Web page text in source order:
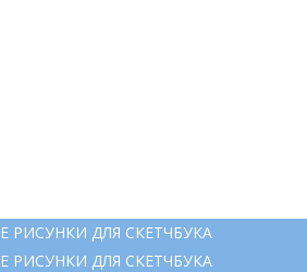
РИСУНКИ ДЛЯ СКЕТЧБУКА
РИСУНКИ ДЛЯ СКЕТЧБУКА